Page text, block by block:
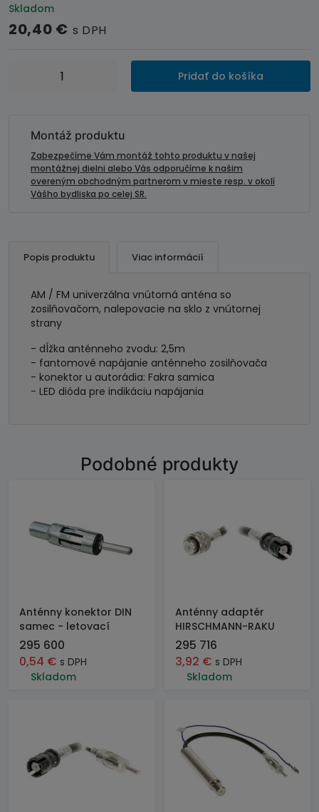
Skladom
20,40 € s DPH
množstvo
Pridať do košíka
Montáž produktu
Zabezpečíme Vám montáž tohto produktu v našej
montážnej dielni alebo Vás odporučíme k našim
overeným obchodným partnerom v mieste resp. v okolí
Vášho bydliska po celej SR.
Popis produktu Viac informácií
AM / FM univerzálna vnútorná anténa so
zosilňovačom, nalepovacie na sklo z vnútornej
strany
- dĺžka anténneho zvodu: 2,5m
- fantomové napájanie anténneho zosilňovača
- konektor u autorádia: Fakra samica
- LED dióda pre indikáciu napájania
Podobné produkty
Anténny konektor DIN
samec - letovací
295 600
0,54 € s DPH
Skladom
Anténny adaptér
HIRSCHMANN-RAKU
295 716
3,92 € s DPH
Skladom